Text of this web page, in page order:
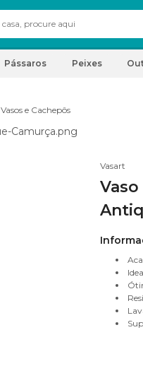
Pássaros Peixes
Vasos e Cachepôs
Vasart
Vaso